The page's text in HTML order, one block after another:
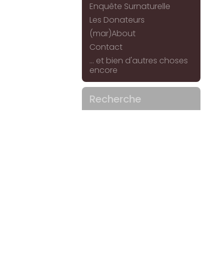
Enquête Surnaturelle
Les Donateurs
(mar)About
Contact
... et bien d'autres choses
encore
Recherche